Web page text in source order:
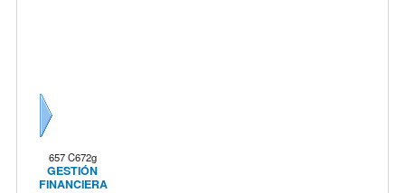
657 C672g
GESTIÓN
FINANCIERA